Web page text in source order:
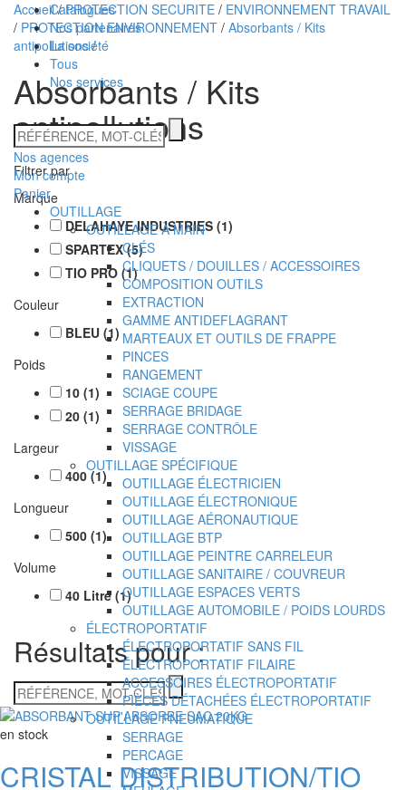
Catalogues
Nos partenaires
La société
Tous
Nos services
Technidis
Docks
Maritimes
RÉFÉRENCE,
MOT-
CLÉS
Nos agences
Mon compte
Panier
OUTILLAGE
OUTILLAGE À MAIN
CLÉS
CLIQUETS / DOUILLES / ACCESSOIRES
COMPOSITION OUTILS
EXTRACTION
GAMME ANTIDEFLAGRANT
MARTEAUX ET OUTILS DE FRAPPE
PINCES
RANGEMENT
SCIAGE COUPE
SERRAGE BRIDAGE
SERRAGE CONTRÔLE
VISSAGE
OUTILLAGE SPÉCIFIQUE
OUTILLAGE ÉLECTRICIEN
OUTILLAGE ÉLECTRONIQUE
OUTILLAGE AÉRONAUTIQUE
OUTILLAGE BTP
OUTILLAGE PEINTRE CARRELEUR
OUTILLAGE SANITAIRE / COUVREUR
OUTILLAGE ESPACES VERTS
OUTILLAGE AUTOMOBILE / POIDS LOURDS
ÉLECTROPORTATIF
ÉLECTROPORTATIF SANS FIL
ÉLECTROPORTATIF FILAIRE
ACCESSOIRES ÉLECTROPORTATIF
PIÈCES DÉTACHÉES ÉLECTROPORTATIF
OUTILLAGE PNEUMATIQUE
SERRAGE
PERCAGE
VISSAGE
Accueil /PROTECTION SECURITE / ENVIRONNEMENT TRAVAIL
/ PROTECTION ENVIRONNEMENT / Absorbants / Kits
antipollutions /
Absorbants / Kits
antipollutions
Filtrer par
Marque
DELAHAYE INDUSTRIES (1)
SPARTEX (5)
TIO PRO (1)
Couleur
BLEU (1)
Poids
10 (1)
20 (1)
Largeur
400 (1)
Longueur
500 (1)
Volume
40 Litre (1)
Résultats pour :
RÉFÉRENCE,
MOT-
CLÉS
en stock
CRISTAL DISTRIBUTION/TIO